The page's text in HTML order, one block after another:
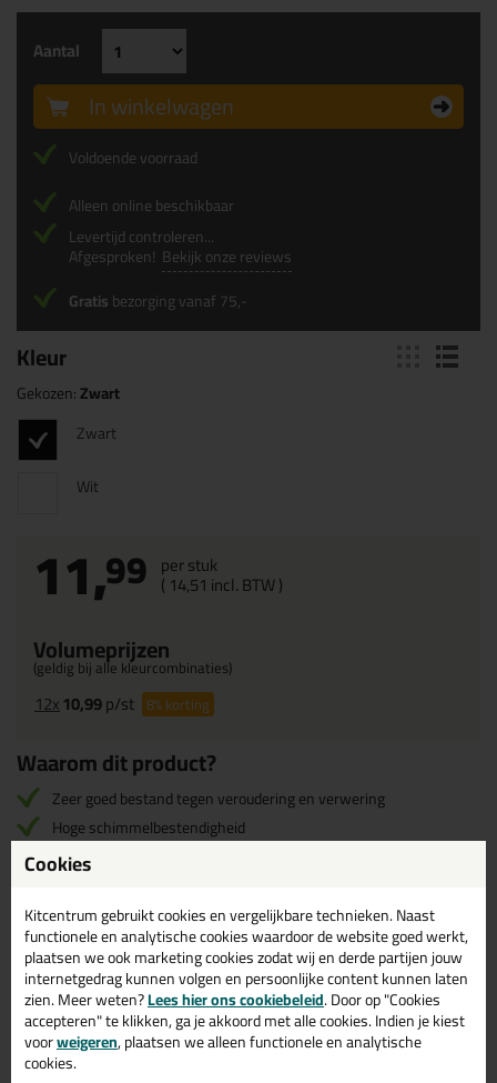
Kleur
Gekozen:Zwart
Zwart
Wit
11,99 per stuk
( 14,51 incl. BTW )
Volumeprijzen
(geldig bij alle kleurcombinaties)
12x10,99p/st 8%korting
Aantal
In winkelwagen
Voldoende voorraad
Alleen online beschikbaar
Levertijd controleren...
Afgesproken! Bekijk onze reviews
Gratisbezorging vanaf 75,-
Waarom dit product?
Zeer goed bestand tegen veroudering en verwering
Hoge schimmelbestendigheid
Zeer lage emissie en geur
Omschrijving Specificaties Reviews (0)
Sikaflex 522 300ml in
Zwart
Zoek je Sikaflex 522 300ml in een specifieke kleur? Gevonden!
Deze Sikaflex 522 300ml in de kleur Zwart is te gebruiken voor
Cookies
Kitcentrum gebruikt cookies en vergelijkbare technieken. Naast
functionele en analytische cookies waardoor de website goed werkt,
plaatsen we ook marketing cookies zodat wij en derde partijen jouw
internetgedrag kunnen volgen en persoonlijke content kunnen laten
zien. Meer weten?Lees hier ons cookiebeleid. Door op "Cookies
accepteren" te klikken, ga je akkoord met alle cookies. Indien je kiest
voorweigeren, plaatsen we alleen functionele en analytische
cookies.